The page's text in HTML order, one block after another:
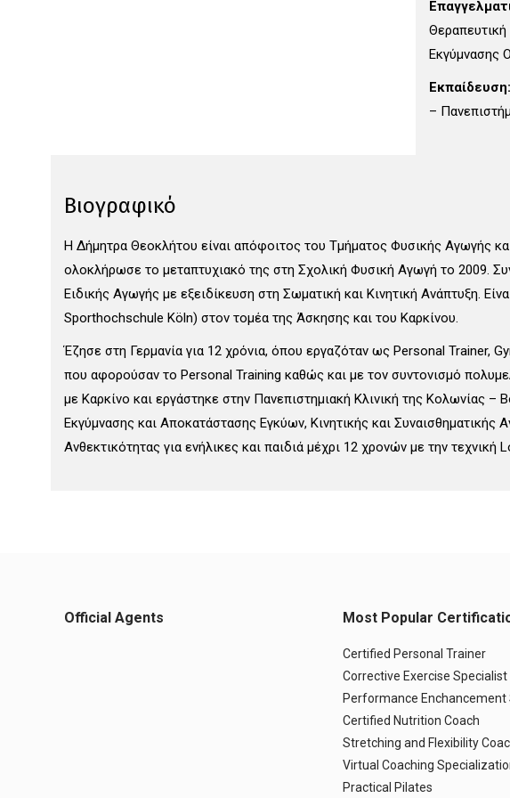
Εκγύμνασης
Εκπαίδευση:
–
Βιογραφικό
Η Δήμητρα Θεοκλήτου είναι απόφοιτος του Τμήματος Φυσικής Αγωγής
ολοκλήρωσε το μεταπτυχιακό της στη Σχολική Φυσική Αγωγή το 2009.
Ειδικής Αγωγής με εξειδίκευση στη Σωματική και Κινητική Ανάπτυξη.
Sporthochschule Köln) στον τομέα της Άσκησης και του Καρκίνου.
Έζησε στη Γερμανία για 12 χρόνια, όπου εργαζόταν ως Personal Trainer,
που αφορούσαν το Personal Training καθώς και με τον συντονισμό
με Καρκίνο και εργάστηκε στην Πανεπιστημιακή Κλινική της Κολωνίας
Εκγύμνασης και Αποκατάστασης Εγκύων, Κινητικής και
Ανθεκτικότητας για ενήλικες και παιδιά μέχρι 12 χρονών με την τεχνική
Official Agents Most Popular
Certified Personal Trainer
Corrective Exercise Specialist
Performance Enchancement
Certified Nutrition Coach
Stretching and Flexibility
Virtual Coaching
Practical Pilates